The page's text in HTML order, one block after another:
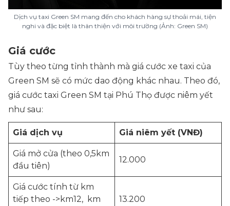
Dịch vụ taxi Green SM mang đến cho khách hàng sự thoải mái, tiện
nghi và đặc biệt là thân thiện với môi trường (Ảnh: Green SM)
Giá cước
Tùy theo từng tỉnh thành mà giá cước xe taxi của
Green SM sẽ có mức dao động khác nhau. Theo đó,
giá cước taxi Green SM tại Phú Thọ được niêm yết
như sau:
Giá dịch vụ Giá niêm yết (VNĐ)
Giá mở cửa (theo 0,5km
đầu tiên)
12.000
Giá cước tính từ km
tiếp theo ->km12, km
13.200